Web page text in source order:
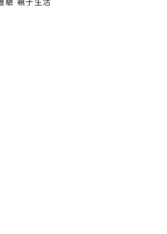
驗 親子生活